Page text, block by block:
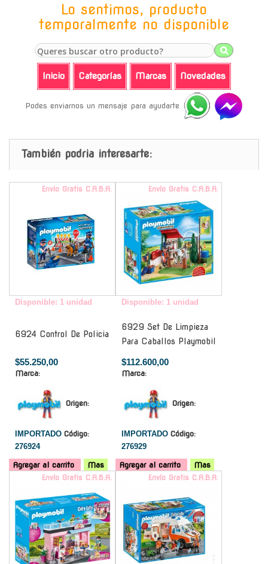
Lo sentimos, producto
temporalmente no disponible
Inicio Categorías Marcas Novedades
Podes enviarnos un mensaje para ayudarte
También podria interesarte:
Envío Gratis C.A.B.A.
Disponible: 1 unidad
6924 Control De Policia
$55.250,00
Marca:
Origen:
IMPORTADO Código:
276924
Agregar al carrito Mas
Envío Gratis C.A.B.A.
Disponible: 1 unidad
6929 Set De Limpieza
Para Caballos Playmobil
$112.600,00
Marca:
Origen:
IMPORTADO Código:
276929
Agregar al carrito
Mas
Envío Gratis C.A.B.A.
Envío Gratis C.A.B.A.